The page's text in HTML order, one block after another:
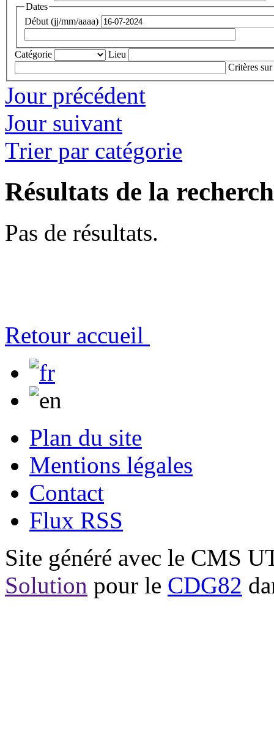
Dates
Début (jj/mm/aaaa)
Catégorie
Lieu
Critères sur
Jour précédent
Jour suivant
Trier par catégorie
Résultats de la
Pas de résultats.
Retour accueil
Plan du site
Mentions légales
Contact
Flux RSS
Site généré avec le CMS
Solution pour le CDG82